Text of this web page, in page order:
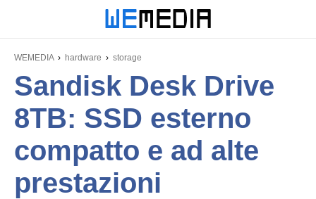
WEMEDIA hardware storage
Sandisk Desk Drive
8TB: SSD esterno
compatto e ad alte
prestazioni